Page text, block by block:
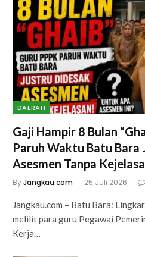
DAERAH
Gaji Hampir 8 Bulan
Paruh Waktu Batu Bara
Asesmen Tanpa
ByJangkau.com 25 Juli 2026
Jangkau.com – Batu Bara:
melilit para guru Pegawai
Kerja…